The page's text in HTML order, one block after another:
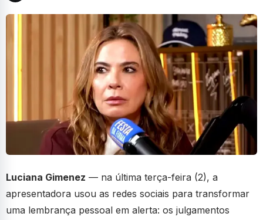
Luciana Gimenez — na última terça-feira (2), a
apresentadora usou as redes sociais para transformar
uma lembrança pessoal em alerta: os julgamentos